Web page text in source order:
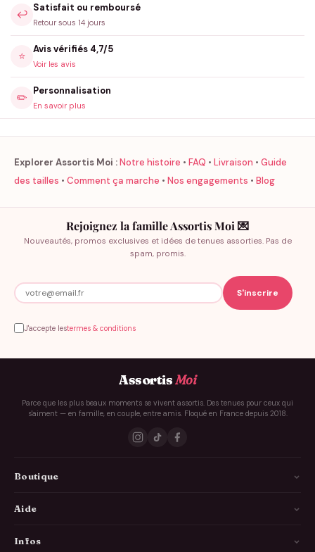
↩️
Satisfait ou remboursé
Retour sous 14 jours
⭐
Avis vérifiés 4,7/5
Voir les avis
✏️
Personnalisation
En savoir plus
Explorer Assortis Moi :Notre histoire • FAQ • Livraison • Guide
des tailles • Comment ça marche • Nos engagements • Blog
Rejoignez la famille Assortis Moi 💌
Nouveautés, promos exclusives et idées de tenues assorties. Pas de
spam, promis.
J'accepte lestermes & conditions
AssortisMoi
Parce que les plus beaux moments se vivent assortis. Des tenues pour ceux qui
s'aiment — en famille, en couple, entre amis. Floqué en France depuis 2018.
Boutique
Aide
Infos